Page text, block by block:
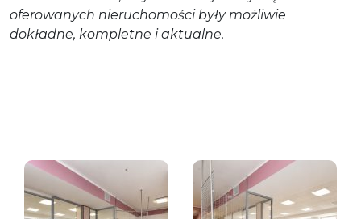
oferowanych nieruchomości były możliwie
dokładne, kompletne i aktualne.